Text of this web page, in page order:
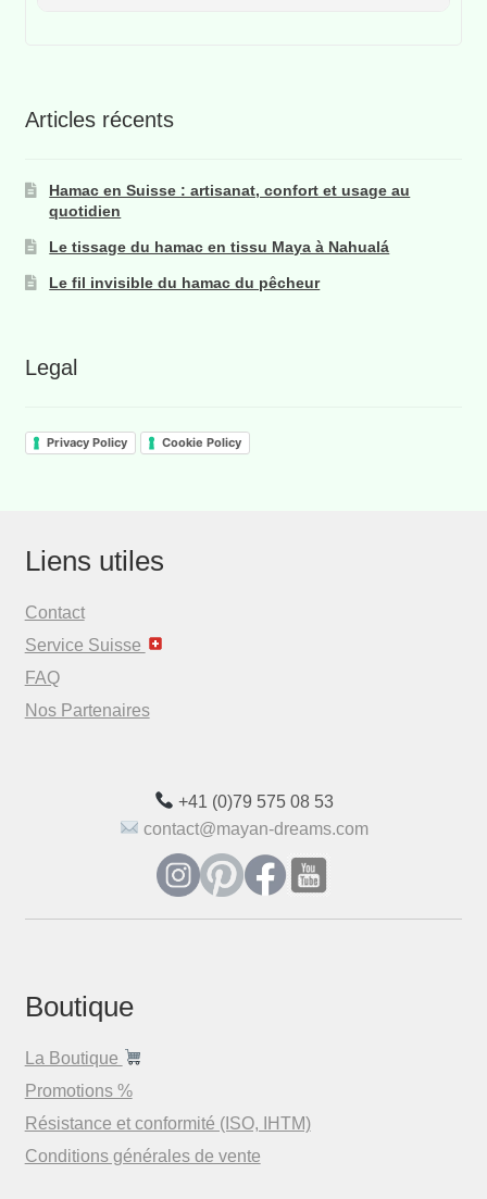
Articles récents
Hamac en Suisse : artisanat, confort et usage au
quotidien
Le tissage du hamac en tissu Maya à Nahualá
Le fil invisible du hamac du pêcheur
Legal
Privacy Policy Cookie Policy
Liens utiles
Contact
Service Suisse
FAQ
Nos Partenaires
+41 (0)79 575 08 53
contact@mayan-dreams.com
Boutique
La Boutique
Promotions %
Résistance et conformité (ISO, IHTM)
Conditions générales de vente